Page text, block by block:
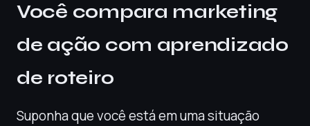
Você compara marketing
de ação com aprendizado
de roteiro
Suponha que você está em uma situação